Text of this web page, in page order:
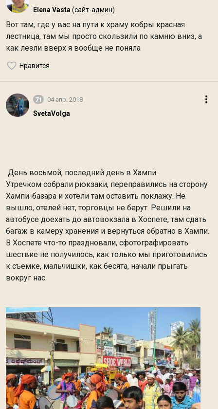
Elena Vasta (сайт-админ)
Вот там, где у вас на пути к храму кобры красная
лестница, там мы просто скользили по камню вниз, а
как лезли вверх я вообще не поняла
Нравится
71 04 апр. 2018
SvetaVolga
День восьмой, последний день в Хампи.
Утречком собрали рюкзаки, переправились на сторону
Хампи-базара и хотели там оставить поклажу. Не
вышло, отелей нет, торговцы не берут. Решили на
автобусе доехать до автовокзала в Хоспете, там сдать
багаж в камеру хранения и вернуться обратно в Хампи.
В Хоспете что-то праздновали, сфотографировать
шествие не получилось, как только мы приготовились
к съемке, мальчишки, как бесята, начали прыгать
вокруг нас.